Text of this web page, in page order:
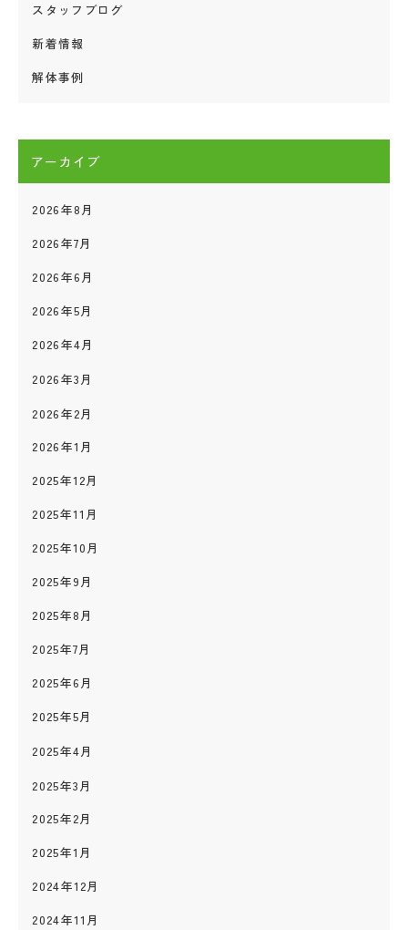
スタッフブログ
新着情報
解体事例
アーカイブ
2026年8月
2026年7月
2026年6月
2026年5月
2026年4月
2026年3月
2026年2月
2026年1月
2025年12月
2025年11月
2025年10月
2025年9月
2025年8月
2025年7月
2025年6月
2025年5月
2025年4月
2025年3月
2025年2月
2025年1月
2024年12月
2024年11月